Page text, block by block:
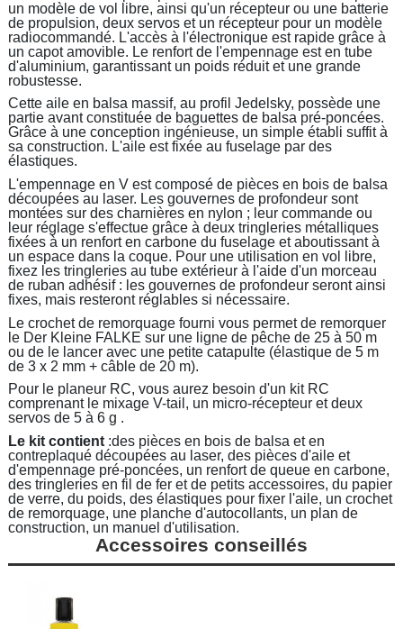
un modèle de vol libre, ainsi qu'un récepteur ou une batterie
de propulsion, deux servos et un récepteur pour un modèle
radiocommandé. L'accès à l'électronique est rapide grâce à
un capot amovible. Le renfort de l'empennage est en tube
d'aluminium, garantissant un poids réduit et une grande
robustesse.
Cette aile en balsa massif, au profil Jedelsky, possède une
partie avant constituée de baguettes de balsa pré-poncées.
Grâce à une conception ingénieuse, un simple établi suffit à
sa construction. L'aile est fixée au fuselage par des
élastiques.
L'empennage en V est composé de pièces en bois de balsa
découpées au laser. Les gouvernes de profondeur sont
montées sur des charnières en nylon ; leur commande ou
leur réglage s'effectue grâce à deux tringleries métalliques
fixées à un renfort en carbone du fuselage et aboutissant à
un espace dans la coque. Pour une utilisation en vol libre,
fixez les tringleries au tube extérieur à l'aide d'un morceau
de ruban adhésif : les gouvernes de profondeur seront ainsi
fixes, mais resteront réglables si nécessaire.
Le crochet de remorquage fourni vous permet de remorquer
le Der Kleine FALKE sur une ligne de pêche de 25 à 50 m
ou de le lancer avec une petite catapulte (élastique de 5 m
de 3 x 2 mm + câble de 20 m).
Pour le planeur RC, vous aurez besoin d'un kit RC
comprenant le mixage V-tail, un micro-récepteur et deux
servos de 5 à 6 g .
Le kit contient :des pièces en bois de balsa et en
contreplaqué découpées au laser, des pièces d'aile et
d'empennage pré-poncées, un renfort de queue en carbone,
des tringleries en fil de fer et de petits accessoires, du papier
de verre, du poids, des élastiques pour fixer l'aile, un crochet
de remorquage, une planche d'autocollants, un plan de
construction, un manuel d'utilisation.
Accessoires conseillés